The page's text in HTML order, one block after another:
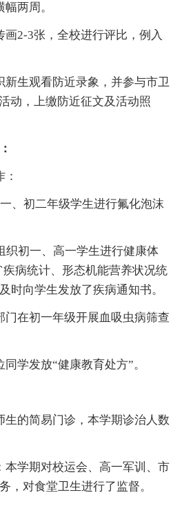
两周。
2-3张，全校进行评比，例入
生观看防近录象，并参与市卫
动，上缴防近征文及活动照
初二年级学生进行氟化泡沫
初一、高一学生进行健康体
病统计、形态机能营养状况统
时向学生发放了疾病通知书。
在初一年级开展血吸虫病筛查
发放“健康教育处方”。
的简易门诊，本学期诊治人数
学期对校运会、高一军训、市
，对食堂卫生进行了监督。